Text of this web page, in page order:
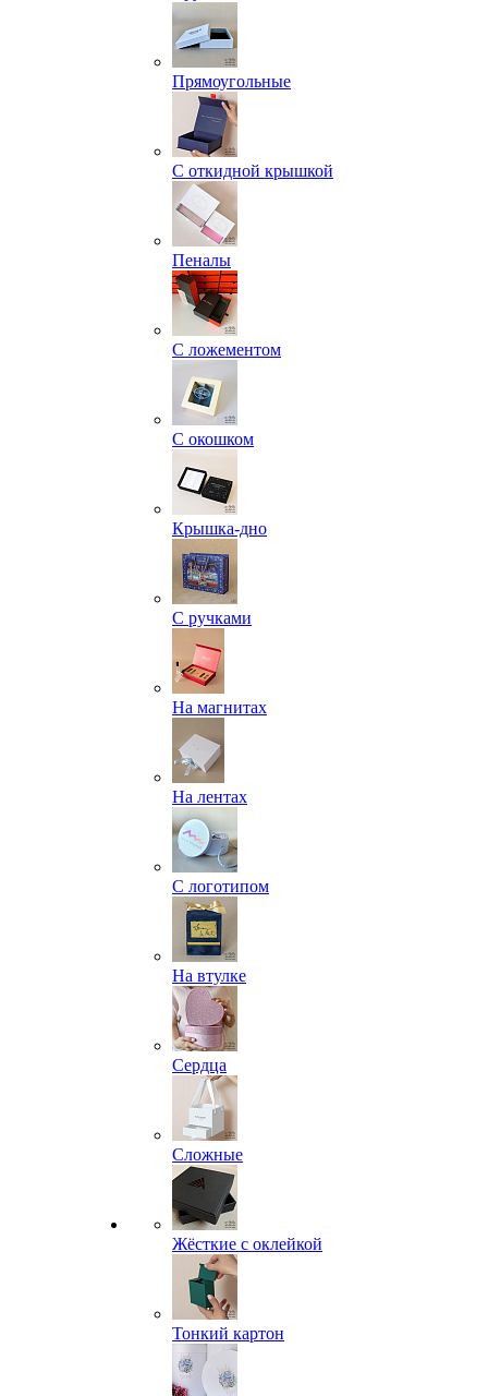
Прямоугольные
С откидной крышкой
Пеналы
С ложементом
С окошком
Крышка-дно
С ручками
На магнитах
На лентах
С логотипом
На втулке
Сердца
Сложные
Жёсткие с оклейкой
Тонкий картон